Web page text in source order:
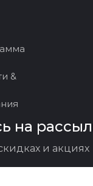
&
на
и акциях